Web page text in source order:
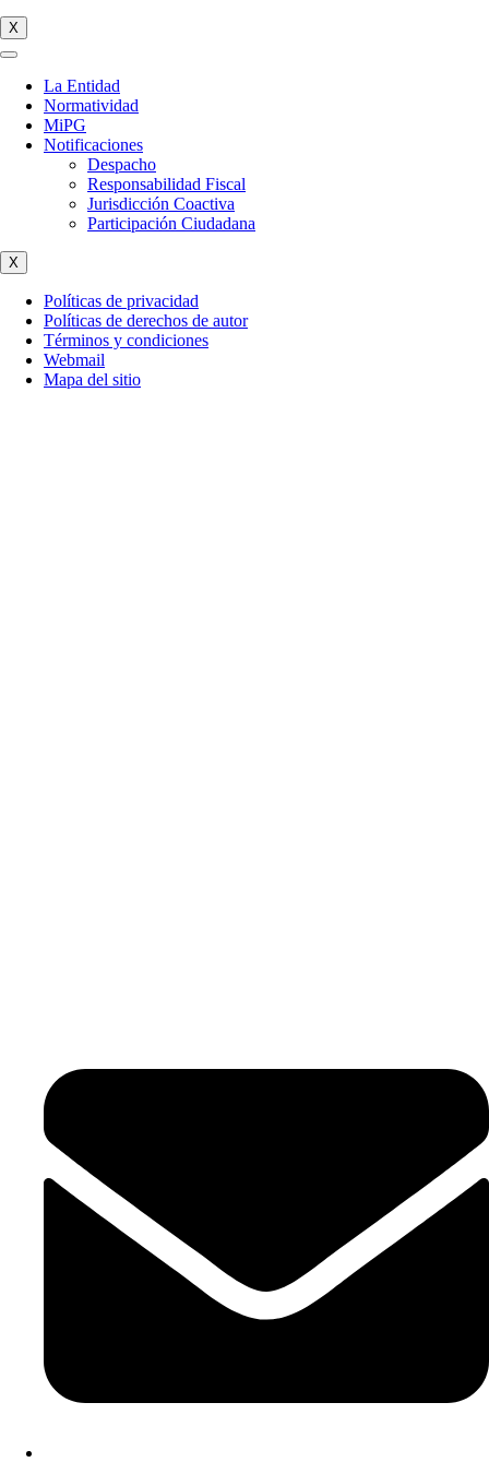
X
La Entidad
Normatividad
MiPG
Notificaciones
Despacho
Responsabilidad Fiscal
Jurisdicción Coactiva
Participación Ciudadana
X
Políticas de privacidad
Políticas de derechos de autor
Términos y condiciones
Webmail
Mapa del sitio